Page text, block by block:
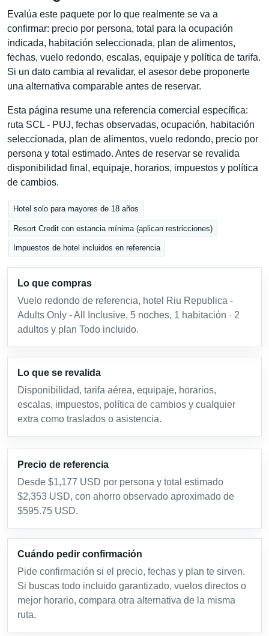
Evalúa este paquete por lo que realmente se va a
confirmar: precio por persona, total para la ocupación
indicada, habitación seleccionada, plan de alimentos,
fechas, vuelo redondo, escalas, equipaje y política de tarifa.
Si un dato cambia al revalidar, el asesor debe proponerte
una alternativa comparable antes de reservar.
Esta página resume una referencia comercial específica:
ruta SCL - PUJ, fechas observadas, ocupación, habitación
seleccionada, plan de alimentos, vuelo redondo, precio por
persona y total estimado. Antes de reservar se revalida
disponibilidad final, equipaje, horarios, impuestos y política
de cambios.
Hotel solo para mayores de 18 años
Resort Credit con estancia mínima (aplican restricciones)
Impuestos de hotel incluidos en referencia
Lo que compras
Vuelo redondo de referencia, hotel Riu Republica -
Adults Only - All Inclusive, 5 noches, 1 habitación · 2
adultos y plan Todo incluido.
Lo que se revalida
Disponibilidad, tarifa aérea, equipaje, horarios,
escalas, impuestos, política de cambios y cualquier
extra como traslados o asistencia.
Precio de referencia
Desde $1,177 USD por persona y total estimado
$2,353 USD, con ahorro observado aproximado de
$595.75 USD.
Cuándo pedir confirmación
Pide confirmación si el precio, fechas y plan te sirven.
Si buscas todo incluido garantizado, vuelos directos o
mejor horario, compara otra alternativa de la misma
ruta.